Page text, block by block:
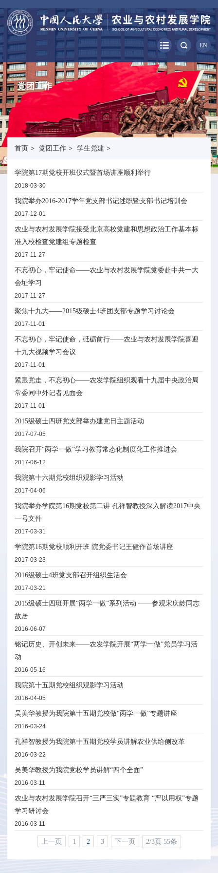
EN
党团工作
首页 > 党团工作 > 学生党建 >
学院第17期党校开班仪式暨首场讲座顺利举行
2018-03-30
我院举办2016-2017学年党支部书记述职暨支部书记培训会
2017-12-01
农业与农村发展学院接受北京高校党建和思想政治工作基本标
准入校检查党建组专题检查
2017-11-27
不忘初心，牢记使命——农业与农村发展学院党委赴中共一大
会址学习
2017-11-27
聚焦十九大——2015级硕士4班团支部专题学习讨论会
2017-11-01
不忘初心，牢记使命，砥砺前行——农业与农村发展学院喜迎
十九大视频学习会议
2017-11-01
紧跟党走，不忘初心——农发学院组织观看十九届中央政治局
常委同中外记者见面会
2017-11-01
2015级硕士四班党支部举办建党日主题活动
2017-07-05
我院召开“两学一做”学习教育常态化制度化工作推进会
2017-06-12
我院第十六期党校组织观影学习活动
2017-04-06
我院举办学院第16期党校第二讲 孔祥智教授深入解读2017中央
一号文件
2017-03-31
学院第16期党校顺利开班 院党委书记王健作首场讲座
2017-03-23
2016级硕士4班党支部召开组织生活会
2017-03-21
2015级硕士四班开展“两学一做”系列活动 ——参观宋庆龄同志
故居
2016-06-07
铭记历史、开创未来——农发学院开展“两学一做”党员学习活
动
2016-05-16
我院第十五期党校组织观影学习活动
2016-04-05
吴美华教授为我院第十五期党校做“两学一做”专题讲座
2016-03-24
孔祥智教授为我院第十五期党校学员讲解农业供给侧改革
2016-03-22
吴美华教授为我院党校学员讲解“四个全面”
2016-03-11
农业与农村发展学院召开“三严三实”专题教育 “严以用权”专题
学习研讨会
2016-03-11
上一页 1 2 3 下一页 2/3页 55条